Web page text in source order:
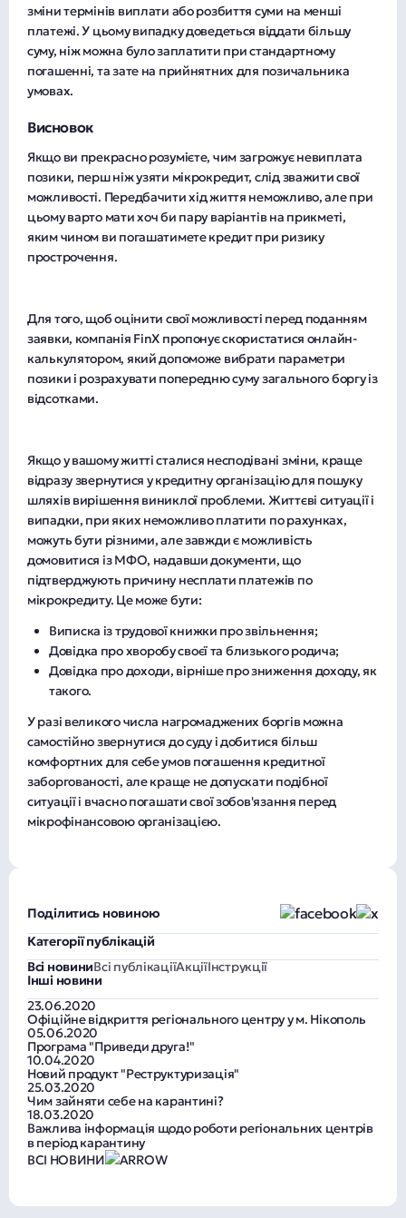
зміни термінів виплати або розбиття суми на менші
платежі. У цьому випадку доведеться віддати більшу
суму, ніж можна було заплатити при стандартному
погашенні, та зате на прийнятних для позичальника
умовах.
Висновок
Якщо ви прекрасно розумієте, чим загрожує невиплата
позики, перш ніж узяти мікрокредит, слід зважити свої
можливості. Передбачити хід життя неможливо, але при
цьому варто мати хоч би пару варіантів на прикметі,
яким чином ви погашатимете кредит при ризику
прострочення.
Для того, щоб оцінити свої можливості перед поданням
заявки, компанія FinX пропонує скористатися онлайн-
калькулятором, який допоможе вибрати параметри
позики і розрахувати попередню суму загального боргу із
відсотками.
Якщо у вашому житті сталися несподівані зміни, краще
відразу звернутися у кредитну організацію для пошуку
шляхів вирішення виниклої проблеми. Життєві ситуації і
випадки, при яких неможливо платити по рахунках,
можуть бути різними, але завжди є можливість
домовитися із МФО, надавши документи, що
підтверджують причину несплати платежів по
мікрокредиту. Це може бути:
Виписка із трудової книжки про звільнення;
Довідка про хворобу своєї та близького родича;
Довідка про доходи, вірніше про зниження доходу, як
такого.
У разі великого числа нагромаджених боргів можна
самостійно звернутися до суду і добитися більш
комфортних для себе умов погашення кредитної
заборгованості, але краще не допускати подібної
ситуації і вчасно погашати свої зобов'язання перед
мікрофінансовою організацією.
Поділитись новиною
Категорії публікацій
Всі новиниВсі публікаціїАкціїІнструкції
Інші новини
23.06.2020
Офіційне відкриття регіонального центру у м. Нікополь
05.06.2020
Програма "Приведи друга!"
10.04.2020
Новий продукт "Реструктуризація"
25.03.2020
Чим зайняти себе на карантині?
18.03.2020
Важлива інформація щодо роботи регіональних центрів
в період карантину
ВСІ НОВИНИ